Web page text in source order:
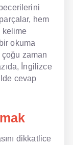
hem
kelime
okuma
çoğu zaman
İngilizce
cevap
dikkatlice